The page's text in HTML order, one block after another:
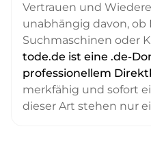
Vertrauen und
unabhängig davon, ob
Suchmaschinen oder
tode.de ist eine .de-
professionellem
merkfähig und sofort
dieser Art stehen nur